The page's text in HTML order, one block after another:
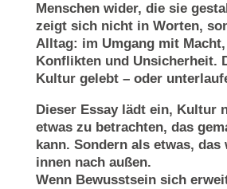
Menschen wider, die sie
zeigt sich nicht in Worten,
Alltag: im Umgang mit
Konflikten und Unsicherheit.
Kultur gelebt – oder
Dieser Essay lädt ein, Kultur
etwas zu betrachten, das
kann. Sondern als etwas, das
innen nach außen.
Wenn Bewusstsein sich